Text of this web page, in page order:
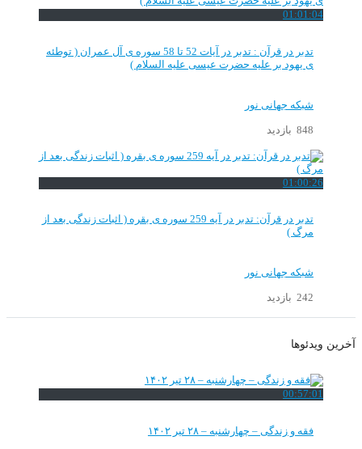
01:01:04
تدبر در قرآن : تدبر در آیات 52 تا 58 سوره ی آل عمران ( توطئه
ی یهود بر علیه حضرت عیسی علیه السلام )
شبکه جهانی نور
848 بازدید
01:00:26
تدبر در قرآن: تدبر در آیه 259 سوره ی بقره ( اثبات زندگی بعد از
مرگ )
شبکه جهانی نور
242 بازدید
آخرین ویدئوها
00:57:01
فقه و زندگی – چهارشنبه – ۲۸ تیر ۱۴۰۲